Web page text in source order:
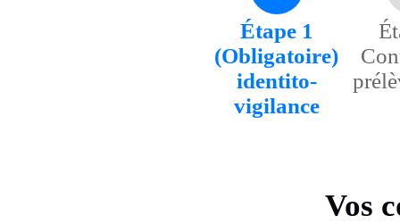
Étape 1
(Obligatoire)
identito-
vigilance
Vos